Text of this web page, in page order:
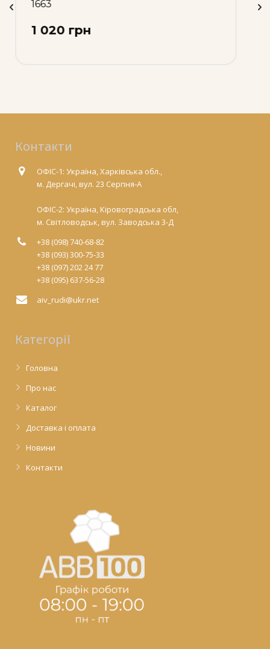
1 280 грн
Контакти
ОФІС-1: Україна, Харківська обл.,
м. Дергачі, вул. 23 Серпня-А
ОФІС-2: Україна, Кіровоградська обл,
м. Світловодськ, вул. Заводська 3-Д
+38 (098) 740-68-82
+38 (093) 300-75-33
+38 (097) 202 24 77
+38 (095) 637-56-28
aiv_rudi@ukr.net
Категорії
Головна
Про нас
Каталог
Доставка і оплата
Новини
Контакти